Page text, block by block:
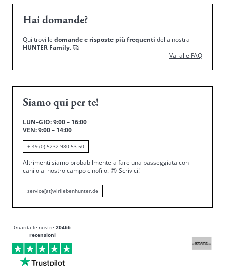
Hai domande?
Qui trovi le domande e risposte più frequenti della nostra
HUNTER Family.🥰
Vai alle FAQ
Siamo qui per te!
LUN–GIO: 9:00 – 16:00
VEN: 9:00 – 14:00
+ 49 (0) 5232 980 53 50
Altrimenti siamo probabilmente a fare una passeggiata con i
cani o al nostro campo cinofilo. 😍 Scrivici!
service[at]wirliebenhunter.de
Guarda le nostre 20466
recensioni